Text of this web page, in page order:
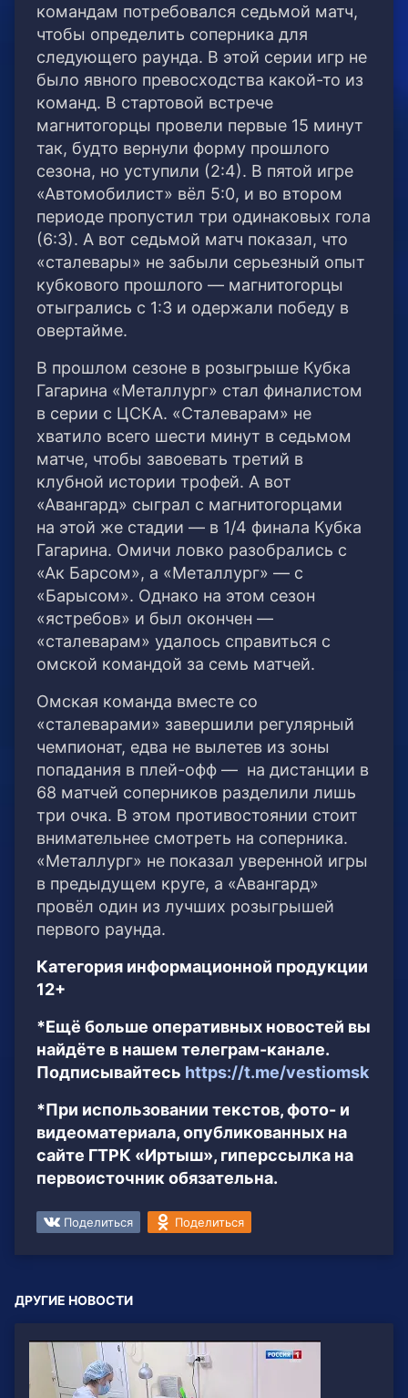
командам потребовался седьмой матч,
чтобы определить соперника для
следующего раунда. В этой серии игр не
было явного превосходства какой-то из
команд. В стартовой встрече
магнитогорцы провели первые 15 минут
так, будто вернули форму прошлого
сезона, но уступили (2:4). В пятой игре
«Автомобилист» вёл 5:0, и во втором
периоде пропустил три одинаковых гола
(6:3). А вот седьмой матч показал, что
«сталевары» не забыли серьезный опыт
кубкового прошлого — магнитогорцы
отыгрались с 1:3 и одержали победу в
овертайме.
В прошлом сезоне в розыгрыше Кубка
Гагарина «Металлург» стал финалистом
в серии с ЦСКА. «Сталеварам» не
хватило всего шести минут в седьмом
матче, чтобы завоевать третий в
клубной истории трофей. А вот
«Авангард» сыграл с магнитогорцами
на этой же стадии — в 1/4 финала Кубка
Гагарина. Омичи ловко разобрались с
«Ак Барсом», а «Металлург» — с
«Барысом». Однако на этом сезон
«ястребов» и был окончен —
«сталеварам» удалось справиться с
омской командой за семь матчей.
Омская команда вместе со
«сталеварами» завершили регулярный
чемпионат, едва не вылетев из зоны
попадания в плей-офф — на дистанции в
68 матчей соперников разделили лишь
три очка. В этом противостоянии стоит
внимательнее смотреть на соперника.
«Металлург» не показал уверенной игры
в предыдущем круге, а «Авангард»
провёл один из лучших розыгрышей
первого раунда.
Категория информационной продукции
12+
*Ещё больше оперативных новостей вы
найдёте в нашем телеграм-канале.
Подписывайтесь https://t.me/vestiomsk
*При использовании текстов, фото- и
видеоматериала, опубликованных на
сайте ГТРК «Иртыш», гиперссылка на
первоисточник обязательна.
Поделиться Поделиться
ДРУГИЕ НОВОСТИ